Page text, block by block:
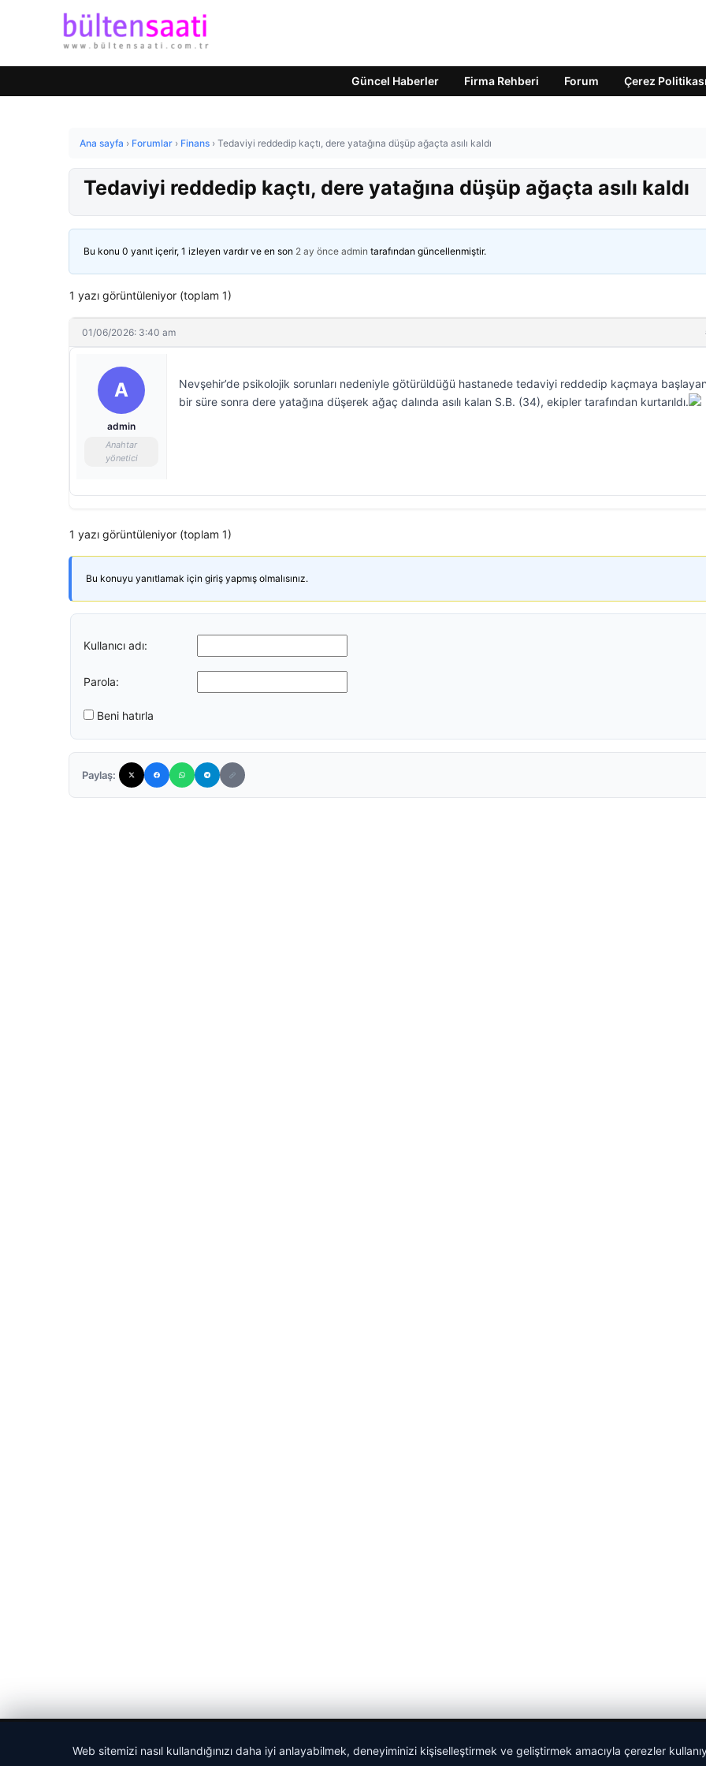
Güncel Haberler Firma Rehberi Forum Çerez Politikası
Ana sayfa › Forumlar › Finans › Tedaviyi reddedip kaçtı, dere yatağına düşüp ağaçta asılı kaldı
Tedaviyi reddedip kaçtı, dere yatağına düşüp ağaçta asılı kaldı
Bu konu 0 yanıt içerir, 1 izleyen vardır ve en son 2 ay önce admin tarafından güncellenmiştir.
1 yazı görüntüleniyor (toplam 1)
01/06/2026: 3:40 am
A
admin
Anahtar
yönetici
Nevşehir’de psikolojik sorunları nedeniyle götürüldüğü hastanede tedaviyi reddedip kaçmaya
bir süre sonra dere yatağına düşerek ağaç dalında asılı kalan S.B. (34), ekipler tarafından kurtarıldı.
1 yazı görüntüleniyor (toplam 1)
Bu konuyu yanıtlamak için giriş yapmış olmalısınız.
Kullanıcı adı:
Parola:
Beni hatırla
Paylaş:
Web sitemizi nasıl kullandığınızı daha iyi anlayabilmek, deneyiminizi kişiselleştirmek ve geliştirmek amacıyla çerezler